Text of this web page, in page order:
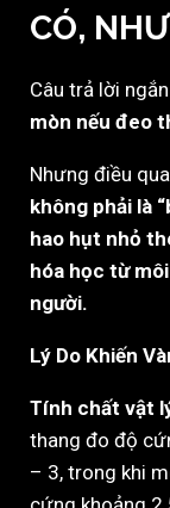
CÓ,
Câu trả lời
mòn nếu đeo
Nhưng điều
không phải là
hao hụt nhỏ
hóa học từ
người.
Lý Do Khiến
Tính chất vật
thang đo độ
– 3, trong khi